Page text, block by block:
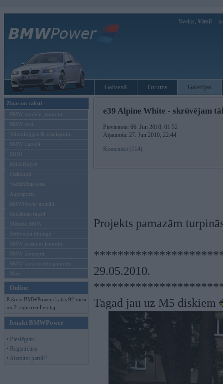
Sveiks, Viesi!
Galvenā Forums Galerijas
Ziņas un raksti
BMW modeļu jaunumi
BMW testi
Tehnoloģijas & sasniegumi
BMW Latvijā
MINI
Rolls-Royce
Pasākumi
Vadāmības tests
Autosports
BMWPower aktuāli
Reklāmas raksti
Mēneša BMW
Sērijveida tūnings
BMW pasaules jaunumi
BMW koncepti
BMW konkurentu jaunumi
Moto
Online
Pašreiz BMWPower skatās 92 viesi
un 2 reģistrēti lietotāji.
Ienākt BMWPower
• Pieslēgties
• Reģistrēties
• Aizmirsi paroli?
e39 Alpine White - skrūvējam
Pievienota: 06. Jun 2010, 01:52
Atjaunota: 27. Jun 2010, 22:44
Komentāri (114)
Projekts pamazām
29.05.2010.
Tagad jau uz M5 diskiem